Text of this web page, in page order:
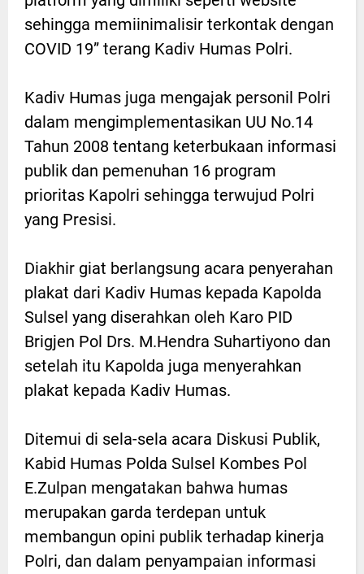
sehingga memiinimalisir terkontak dengan
COVID 19” terang Kadiv Humas Polri.
Kadiv Humas juga mengajak personil Polri
dalam mengimplementasikan UU No.14
Tahun 2008 tentang keterbukaan informasi
publik dan pemenuhan 16 program
prioritas Kapolri sehingga terwujud Polri
yang Presisi.
Diakhir giat berlangsung acara penyerahan
plakat dari Kadiv Humas kepada Kapolda
Sulsel yang diserahkan oleh Karo PID
Brigjen Pol Drs. M.Hendra Suhartiyono dan
setelah itu Kapolda juga menyerahkan
plakat kepada Kadiv Humas.
Ditemui di sela-sela acara Diskusi Publik,
Kabid Humas Polda Sulsel Kombes Pol
E.Zulpan mengatakan bahwa humas
merupakan garda terdepan untuk
membangun opini publik terhadap kinerja
Polri, dan dalam penyampaian informasi